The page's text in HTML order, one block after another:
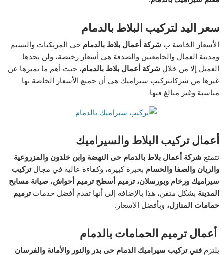
سعر اليد لتركيب البلاط بالدمام
الأسعار الخاصة ب شركة أعمال بلاط بالدمام حى المريكبات والنسيم
ومدينة العمال والجامعيين والصدفة هي أسعار رخيصة، ولن يجدها
العميل إلا من خلال شركة أعمال بلاط بالدمام، حيث أهم ما يميزها عن
غيرها من شركاتتركيب سيراميك هي أن جميع الأسعار الخاصة بها
مناسبة وغير مبالغ فيها.
أعمال تركيب البلاط والسيراميك
تتمتع شركة أعمال بلاط بالدمام حى النهضة وابن خلدون والمزروعية
والريان والصفا والحسام بخبرة كبيرة، وكفاءة عالية في مجالتركيب
سيراميك ورخام وبورسلان، ترميم أسطح ترميم أحواش، صيانة مسابح
المدينة بشكل متقن، هذا بالإضافة إلى أنها تقدم أفضل خدماتترميم
حمامات المنازل، وبأفضل الأسعار .
أعمال ترميم الحمامات بالدمام
يلتزمفني تركيب سيراميك الدمام حى بدر والنور والأمانة والفرسان